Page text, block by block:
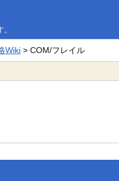
Wiki > COM/フレイル